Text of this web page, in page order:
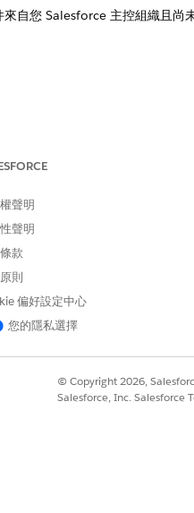
自您 Salesforce 主控組織且尚
們改進！
聲明
聲明
款
則
偏好設定中心
您的隱私選擇
© Copyright 2026,
Salesforce, Inc. Salesforce